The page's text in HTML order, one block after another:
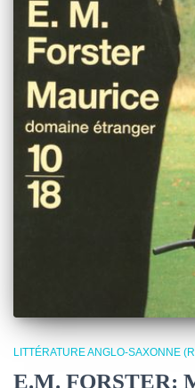
LITTÉRATURE ANGLO-SAXONNE
E.M. FORSTER: